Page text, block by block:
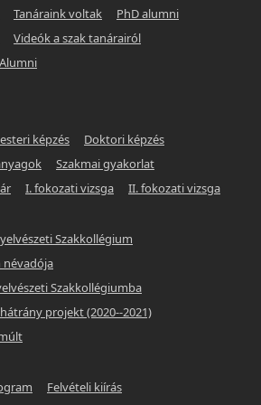
Tanáraink voltak
PhD alumni
Videók a szak tanárairól
Alumni
képzés
Doktori képzés
Szakmai gyakorlat
I. fokozati vizsga II. fokozati vizsga
Szakkollégium
névadója
Szakkollégiumba
projekt (2020--2021)
Felvételi kiírás